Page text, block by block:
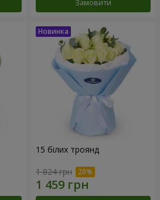
Замовити
15 білих троянд
1 824 грн